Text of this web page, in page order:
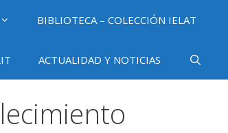
BIBLIOTECA – COLECCIÓN IELAT
ACTUALIDAD Y NOTICIAS